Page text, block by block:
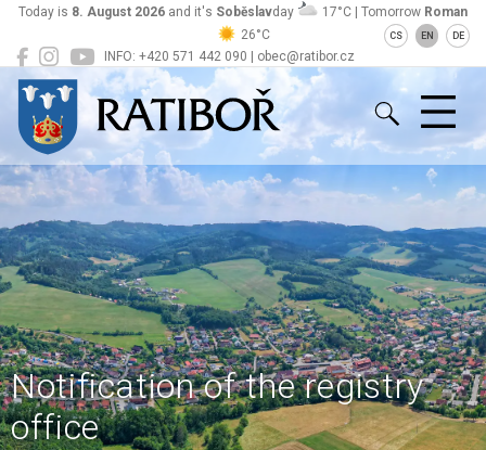
INFO: +420 571 442 090 | obec@ratibor.cz
Today is 8. August 2026 and it's Soběslavday 17°C | Tomorrow Roman
26°C
CS EN DE
Ratiboř
Notification of the registry
office